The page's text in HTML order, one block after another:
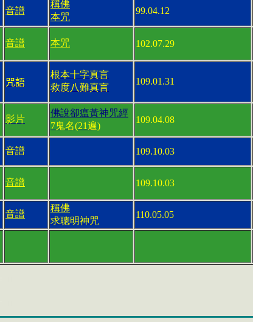
音譜
稱佛
本咒
99.04.12
音譜 本咒 102.07.29
咒語
根本十字真言
救度八難真言
109.01.31
影片
佛說卻瘟黃神咒經
7鬼名(21遍)
109.04.08
音譜 109.10.03
音譜 109.10.03
音譜
稱佛
求聰明神咒
110.05.05